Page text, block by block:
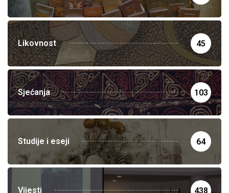
Likovnost 45
Sjećanja 103
Studije i eseji 64
Vijesti 438